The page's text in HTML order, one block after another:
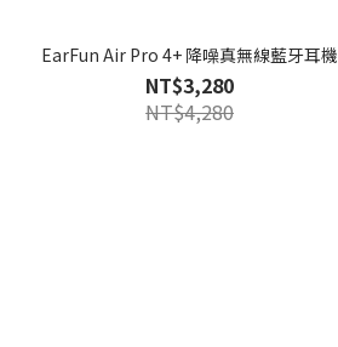
EarFun Air Pro 4+ 降噪真無線藍牙耳機
NT$3,280
NT$4,280